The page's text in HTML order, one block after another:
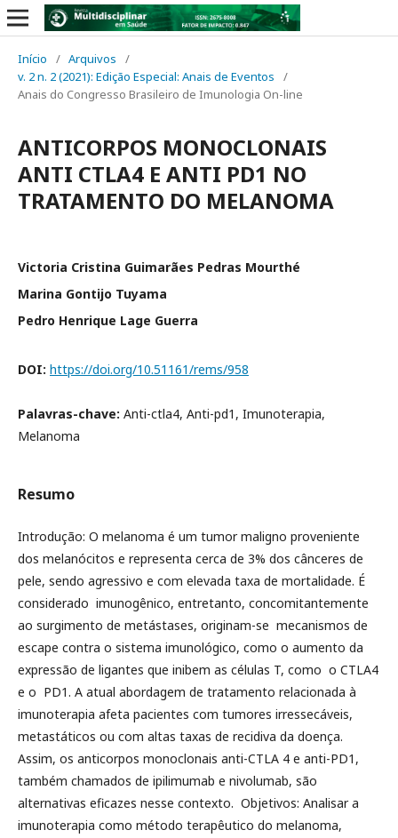
Início / Arquivos
/
v. 2 n. 2 (2021): Edição Especial: Anais de Eventos
/
Anais do Congresso Brasileiro de Imunologia On-line
ANTICORPOS MONOCLONAIS
ANTI CTLA4 E ANTI PD1 NO
TRATAMENTO DO MELANOMA
Victoria Cristina Guimarães Pedras Mourthé
Marina Gontijo Tuyama
Pedro Henrique Lage Guerra
DOI: https://doi.org/10.51161/rems/958
Palavras-chave: Anti-ctla4, Anti-pd1, Imunoterapia,
Melanoma
Resumo
Introdução: O melanoma é um tumor maligno proveniente
dos melanócitos e representa cerca de 3% dos cânceres de
pele, sendo agressivo e com elevada taxa de mortalidade. É
considerado imunogênico, entretanto, concomitantemente
ao surgimento de metástases, originam-se mecanismos de
escape contra o sistema imunológico, como o aumento da
expressão de ligantes que inibem as células T, como o CTLA4
e o PD1. A atual abordagem de tratamento relacionada à
imunoterapia afeta pacientes com tumores irressecáveis,
metastáticos ou com altas taxas de recidiva da doença.
Assim, os anticorpos monoclonais anti-CTLA 4 e anti-PD1,
também chamados de ipilimumab e nivolumab, são
alternativas eficazes nesse contexto. Objetivos: Analisar a
imunoterapia como método terapêutico do melanoma,